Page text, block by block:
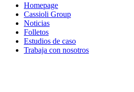
Homepage
Cassioli Group
Noticias
Folletos
Estudios de caso
Trabaja con nosotros